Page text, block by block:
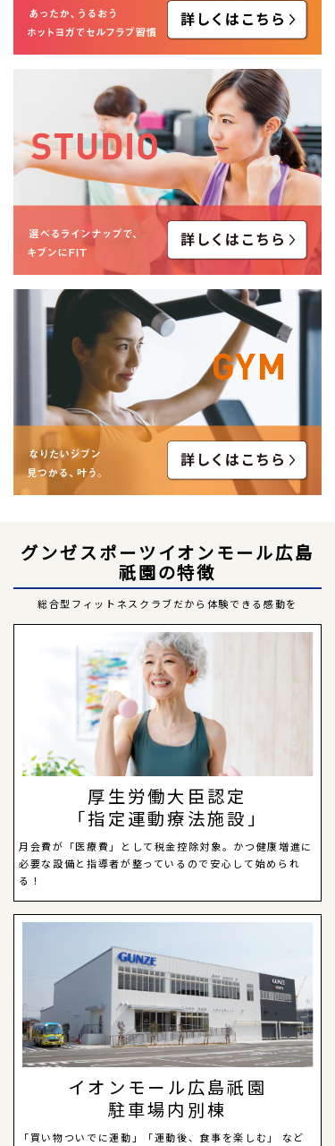
グンゼスポーツイオンモール広島
祇園の特徴
総合型フィットネスクラブだから体験できる感動を
厚生労働大臣認定
「指定運動療法施設」
月会費が「医療費」として税金控除対象。かつ健康増進に
必要な設備と指導者が整っているので安心して始められ
る！
イオンモール広島祇園
駐車場内別棟
「買い物ついでに運動」「運動後、食事を楽しむ」
など